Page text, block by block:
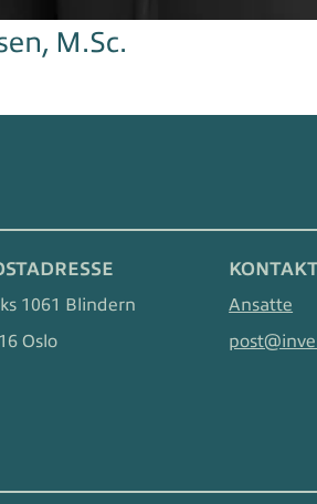
M.Sc.
1061 Blindern
Oslo
Ansatte